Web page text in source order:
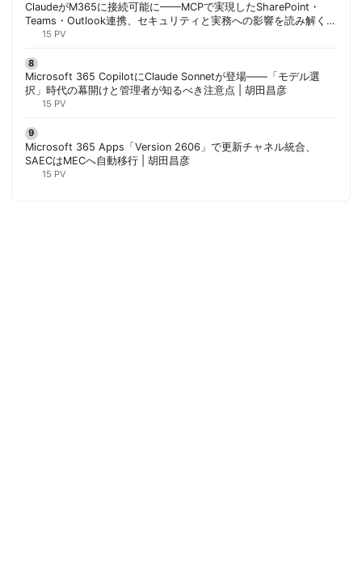
ClaudeがM365に接続可能に——MCPで実現したSharePoint・
Teams・Outlook連携、セキュリティと実務への影響を読み解く |
胡田昌彦
15 PV
Microsoft 365 CopilotにClaude Sonnetが登場——「モデル選
択」時代の幕開けと管理者が知るべき注意点 | 胡田昌彦
15 PV
Microsoft 365 Apps「Version 2606」で更新チャネル統合、
SAECはMECへ自動移行 | 胡田昌彦
15 PV